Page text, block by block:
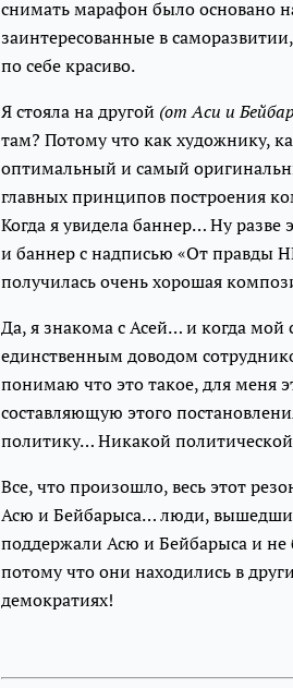
снимать марафон было основано
заинтересованные в
по себе красиво.
Я стояла на другой (от Аси и
там? Потому что как художнику,
оптимальный и самый
главных принципов построения
Когда я увидела баннер… Ну
и баннер с надписью «От правды
получилась очень хорошая
Да, я знакома с Асей… и когда мой
единственным доводом
понимаю что это такое, для меня
составляющую этого
политику… Никакой
Все, что произошло, весь этот
Асю и Бейбарыса… люди,
поддержали Асю и Бейбарыса и
потому что они находились в
демократиях!